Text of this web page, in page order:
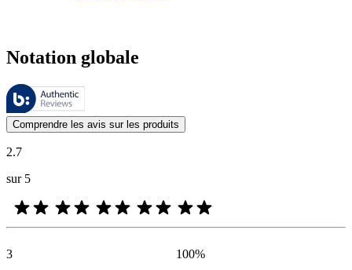
Notation globale
Ces évaluations sont gérées par Bazaarvoice et sont conformes à la
Les avis des clients exprimés sous forme d'évaluations de produits
Comprendre les avis sur les produits
2.7
sur 5
3
100%